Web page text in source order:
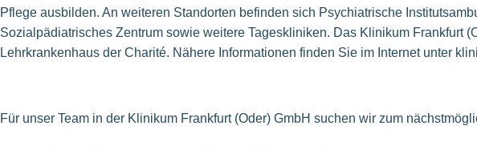
Pflege ausbilden. An weiteren Standorten befinden sich Psychiatrische
Sozialpädiatrisches Zentrum sowie weitere Tageskliniken. Das Klinikum Frankfurt
Lehrkrankenhaus der Charité. Nähere Informationen finden Sie im Internet unter
Für unser Team in der Klinikum Frankfurt (Oder) GmbH suchen wir zum